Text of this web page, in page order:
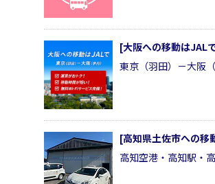
[大阪への移動はJAL
東京（羽田）－大阪
[高知県土佐市への移
高知空港・高知駅・